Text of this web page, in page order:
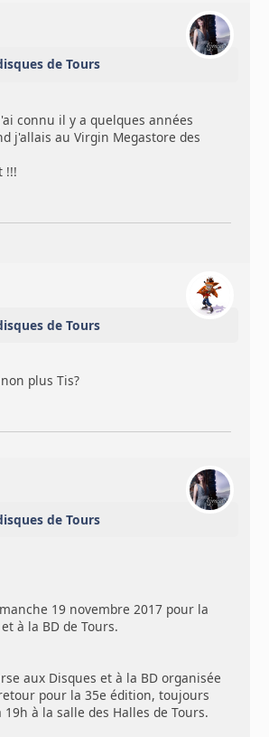
de Tours
connu il y a quelques années
j'allais au Virgin Megastore des
!!!
de Tours
plus Tis?
de Tours
19 novembre 2017 pour la
à la BD de Tours.
aux Disques et à la BD organisée
pour la 35e édition, toujours
à la salle des Halles de Tours.